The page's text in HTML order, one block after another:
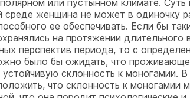
или пустынном климате. Суть
среде женщина не может в одиночку
ее обеспечивать. Если бы
на протяжении длительного
перспектив периода, то с
было бы ожидать, что
склонность к моногамии.
что склонность к моногамии